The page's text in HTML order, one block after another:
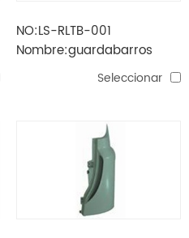
NO:LS-RLTB-001
Nombre:guardabarros
Seleccionar